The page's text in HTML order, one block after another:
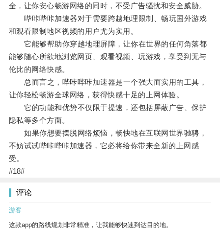
全，让你安心畅游网络的同时，不受广告骚扰和安全威胁。
哔咔哔咔加速器对于需要跨越地理限制、畅玩国外游戏
和观看限制地区视频的用户尤为实用。
它能够帮助你穿越地理屏障，让你在世界的任何角落都
能够随心所欲地浏览网页、观看视频、玩游戏，享受到无与
伦比的网络快感。
总而言之，哔咔哔咔加速器是一个强大而实用的工具，
让你轻松畅游全球网络，获得快感十足的上网体验。
它的功能和优势不仅限于提速，还包括屏蔽广告、保护
隐私等多个方面。
如果你想要摆脱网络烦恼，畅快地在互联网世界驰骋，
不妨试试哔咔哔咔加速器，它必将给你带来全新的上网感
受。
#18#
评论
游客
这款app的路线规划非常精准，让我能够快速到达目的地。